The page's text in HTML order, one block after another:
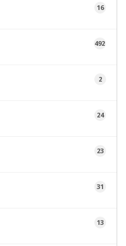
16
492
2
24
23
31
13